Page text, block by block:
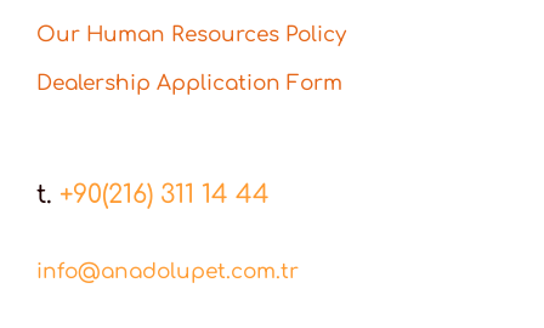
Our Human Resources Policy
Dealership Application Form
t. +90(216) 311 14 44
info@anadolupet.com.tr